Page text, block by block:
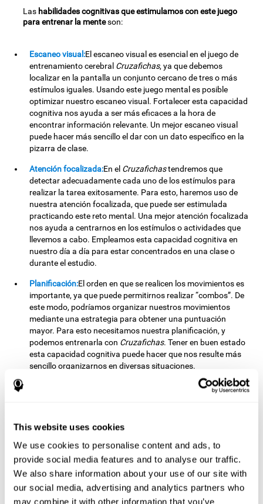
This website uses cookies
We use cookies to personalise content and ads, to
provide social media features and to analyse our traffic.
We also share information about your use of our site with
our social media, advertising and analytics partners who
may combine it with other information that you’ve
Las habilidades cognitivas que estimulamos con este juego
para entrenar la menteson:
Escaneo visual:El escaneo visual es esencial en el juego de
entrenamiento cerebral Cruzafichas, ya que debemos
localizar en la pantalla un conjunto cercano de tres o más
estímulos iguales. Usando este juego mental es posible
optimizar nuestro escaneo visual. Fortalecer esta capacidad
cognitiva nos ayuda a ser más eficaces a la hora de
encontrar información relevante. Un mejor escaneo visual
puede hacer más sencillo el dar con un dato específico en la
pizarra de clase.
Atención focalizada:En el Cruzafichastendremos que
detectar adecuadamente cada uno de los estímulos para
realizar la tarea exitosamente. Para esto, haremos uso de
nuestra atención focalizada, que puede ser estimulada
practicando este reto mental. Una mejor atención focalizada
nos ayuda a centrarnos en los estímulos o actividades que
llevemos a cabo. Empleamos esta capacidad cognitiva en
nuestro día a día para estar concentrados en una clase o
durante el estudio.
Planificación:El orden en que se realicen los movimientos es
importante, ya que puede permitirnos realizar “combos”. De
este modo, podríamos organizar nuestros movimientos
mediante una estrategia para obtener una puntuación
mayor. Para esto necesitamos nuestra planificación, y
podemos entrenarla con Cruzafichas. Tener en buen estado
esta capacidad cognitiva puede hacer que nos resulte más
sencillo organizarnos en diversas situaciones.
Frecuentemente hacemos uso de nuestra planificación
cuando organizamos nuestros trabajos escolares o
Percepción visual:Para unir los estímulos sin cometer
errores, necesitaremos distinguir correctamente las
diferencias entre ellas. Al estimular nuestra percepción visual
con este reto mental, es posible potenciar su estado. Una
buena percepción visual nos permite interpretar y distinguir
correctamente los estímulos que nos rodean. Así, también